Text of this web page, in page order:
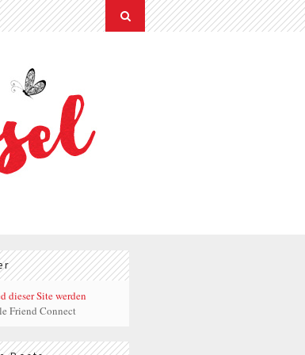
dieser Site werden
Friend Connect